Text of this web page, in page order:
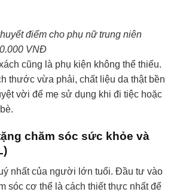
điểm cho phụ nữ trung niên
VNĐ
cũng là phụ kiện không thể thiếu.
thước vừa phải, chất liệu da thật bền
vời để mẹ sử dụng khi đi tiệc hoặc
chăm sóc sức khỏe và
nhất của người lớn tuổi. Đầu tư vào
sóc cơ thể là cách thiết thực nhất để